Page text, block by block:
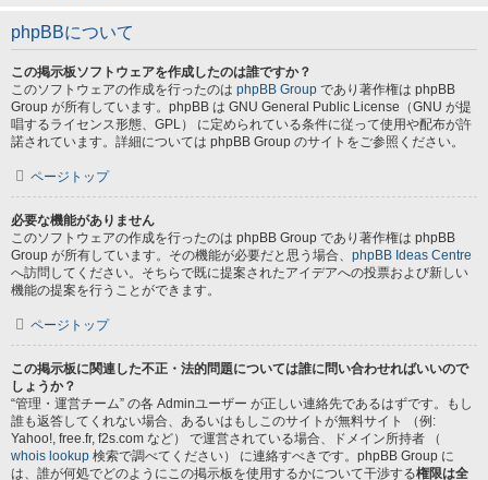
phpBBについて
この掲示板ソフトウェアを作成したのは誰ですか？
このソフトウェアの作成を行ったのは phpBB Group であり著作権は phpBB
Group が所有しています。phpBB は GNU General Public License（GNU が提
唱するライセンス形態、GPL） に定められている条件に従って使用や配布が許
諾されています。詳細については phpBB Group のサイトをご参照ください。
ページトップ
必要な機能がありません
このソフトウェアの作成を行ったのは phpBB Group であり著作権は phpBB
Group が所有しています。その機能が必要だと思う場合、 phpBB Ideas Centre
へ訪問してください。そちらで既に提案されたアイデアへの投票および新しい
機能の提案を行うことができます。
ページトップ
この掲示板に関連した不正・法的問題については誰に問い合わせればいいので
しょうか？
“管理・運営チーム” の各 Adminユーザー が正しい連絡先であるはずです。もし
誰も返答してくれない場合、あるいはもしこのサイトが無料サイト （例:
Yahoo!, free.fr, f2s.com など） で運営されている場合、ドメイン所持者 （
whois lookup 検索で調べてください） に連絡すべきです。phpBB Group に
は、誰が何処でどのようにこの掲示板を使用するかについて干渉する権限は全